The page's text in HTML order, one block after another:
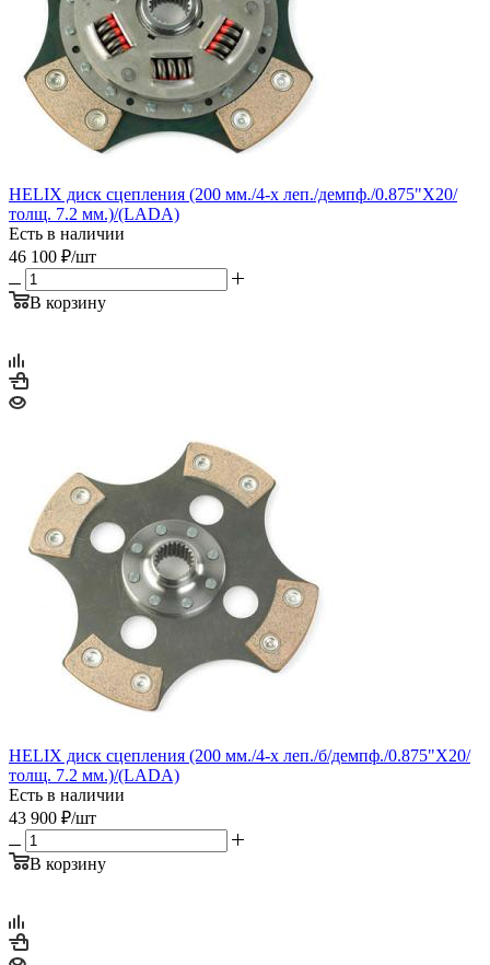
HELIX диск сцепления (200 мм./4-х леп./демпф./0.875"Х20/
толщ. 7.2 мм.)/(LADA)
Есть в наличии
46 100 ₽/шт
В корзину
HELIX диск сцепления (200 мм./4-х леп./б/демпф./0.875"Х20/
толщ. 7.2 мм.)/(LADA)
Есть в наличии
43 900 ₽/шт
В корзину